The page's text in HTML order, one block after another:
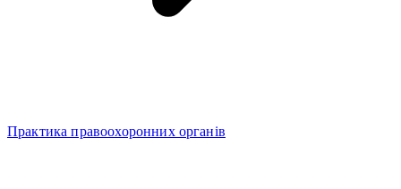
Практика правоохоронних органів